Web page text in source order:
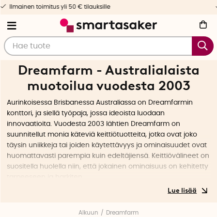
Nopea toimitus & yksilöllinen palvelu
Dreamfarm - Australialaista
muotoilua vuodesta 2003
Aurinkoisessa Brisbanessa Australiassa on Dreamfarmin
konttori, ja siellä työpaja, jossa ideoista luodaan
innovaatioita. Vuodesta 2003 lähtien Dreamfarm on
suunnitellut monia käteviä keittiötuotteita, jotka ovat joko
täysin uniikkeja tai joiden käytettävyys ja ominaisuudet ovat
huomattavasti parempia kuin edeltäjiensä. Keittiövälineet on
suositella huolella niin, että jokainen ominaisuus on kehitetty
löysi paikallisilta markkinoilta tuotekehittelijä Alexin
Alkuun Dreamfarm